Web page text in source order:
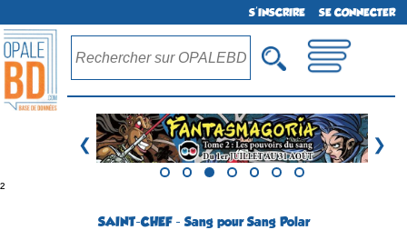
S'INSCRIRE SE CONNECTER
❮ ❯
²
SAINT-CHEF - Sang pour Sang Polar